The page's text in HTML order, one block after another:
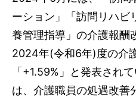
ーション」「訪問リハビ
養管理指導」の介護報酬
2024年(令和6年)度の介
「+1.59%」と発表され
は、介護職員の処遇改